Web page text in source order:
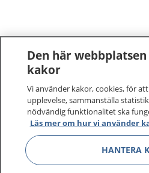
1177 –tryggt om din
På 1177.se får du råd om
sjukdomar och vilka
Logga in för att läsa din
vårdärenden. Ring
sjukvårdsrådgivning dygnet
Den här
kakor
Vi använder kakor, cookies, för
upplevelse, sammanställa
nödvändig funktionalitet ska
Läs mer om hur vi använder
HANTERA